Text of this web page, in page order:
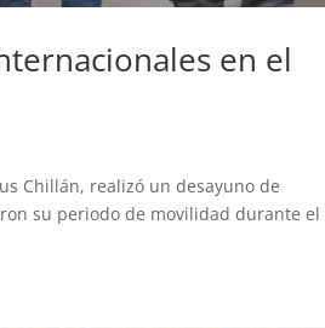
en el
Chillán, realizó un desayuno de
su periodo de movilidad durante el